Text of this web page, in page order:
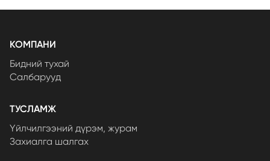
КОМПАНИ
Бидний тухай
Салбарууд
ТУСЛАМЖ
Үйлчилгээний дүрэм, журам
Захиалга шалгах